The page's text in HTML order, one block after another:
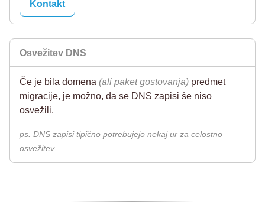
Kontakt
Osvežitev DNS
Če je bila domena (ali paket gostovanja) predmet
migracije, je možno, da se DNS zapisi še niso
osvežili.
ps. DNS zapisi tipično potrebujejo nekaj ur za celostno
osvežitev.